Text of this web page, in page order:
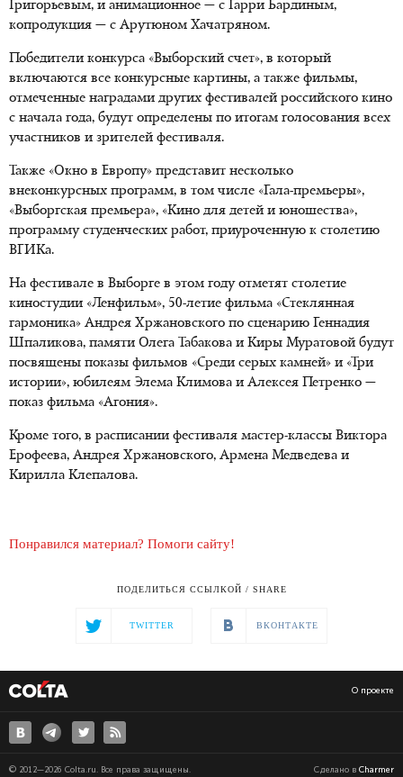
Григорьевым, и анимационное — с Гарри Бардиным,
копродукция — с Арутюном Хачатряном.
Победители конкурса «Выборский счет», в который
включаются все конкурсные картины, а также фильмы,
отмеченные наградами других фестивалей российского кино
с начала года, будут определены по итогам голосования всех
участников и зрителей фестиваля.
Также «Окно в Европу» представит несколько
внеконкурсных программ, в том числе «Гала-премьеры»,
«Выборгская премьера», «Кино для детей и юношества»,
программу студенческих работ, приуроченную к столетию
ВГИКа.
На фестивале в Выборге в этом году отметят столетие
киностудии «Ленфильм», 50-летие фильма «Стеклянная
гармоника» Андрея Хржановского по сценарию Геннадия
Шпаликова, памяти Олега Табакова и Киры Муратовой будут
посвящены показы фильмов «Среди серых камней» и «Три
истории», юбилеям Элема Климова и Алексея Петренко —
показ фильма «Агония».
Кроме того, в расписании фестиваля мастер-классы Виктора
Ерофеева, Андрея Хржановского, Армена Медведева и
Кирилла Клепалова.
Понравился материал? Помоги сайту!
ПОДЕЛИТЬСЯ ССЫЛКОЙ / SHARE
TWITTER ВКОНТАКТЕ
О проекте
© 2012—2026 Colta.ru. Все права защищены. Сделано в Charmer